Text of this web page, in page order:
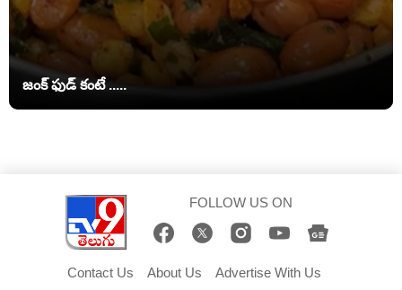
జంక్ ఫుడ్‌ కంటే .....
FOLLOW US ON
Contact Us About Us Advertise With Us